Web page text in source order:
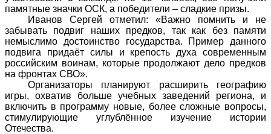
памятные значки ОСК, а победители – сладкие призы.
Иванов Сергей отметил: «Важно помнить и не
забывать подвиг наших предков, так как без памяти
немыслимо достоинство государства. Пример данного
подвига придаёт силы и крепость духа современным
российским воинам, которые продолжают дело предков
на фронтах СВО».
Организаторы планируют расширить географию
игры, охватив больше учебных заведений региона, и
включить в программу новые, более сложные вопросы,
стимулирующие углублённое изучение истории
Отечества.